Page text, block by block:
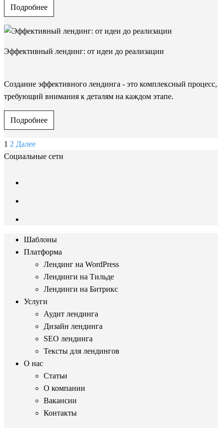
Подробнее
Эффективный лендинг: от идеи до реализации
Создание эффективного лендинга - это комплексный процесс,
требующий внимания к деталям на каждом этапе.
Подробнее
1 2 Далее
Социальные сети
Шаблоны
Платформа
Лендинг на WordPress
Лендинги на Тильде
Лендинги на Битрикс
Услуги
Аудит лендинга
Дизайн лендинга
SEO лендинга
Тексты для лендингов
О нас
Статьи
О компании
Вакансии
Контакты